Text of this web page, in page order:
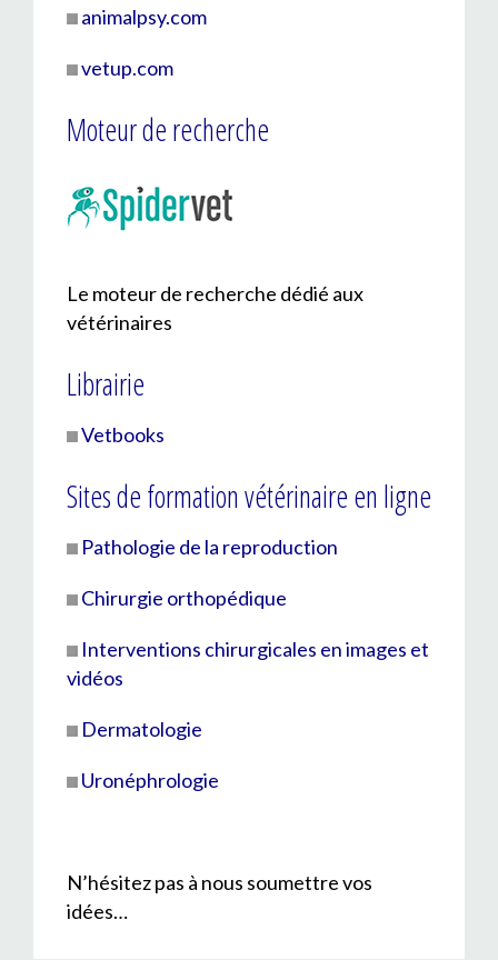
animalpsy.com
vetup.com
Moteur de recherche
Le moteur de recherche dédié aux
vétérinaires
Librairie
Vetbooks
Sites de formation vétérinaire en ligne
Pathologie de la reproduction
Chirurgie orthopédique
Interventions chirurgicales en images et
vidéos
Dermatologie
Uronéphrologie
N’hésitez pas à nous soumettre vos
idées…